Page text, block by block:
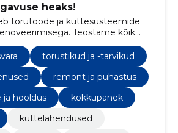
heaks!
torutööde ja küttesüsteemide
Teostame kõik
torustikud ja -tarvikud
remont ja puhastus
hooldus
kokkupanek
küttelahendused